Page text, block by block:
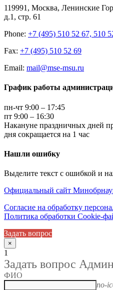
119991, Москва, Ленинские
д.1, стр. 61
Phone: +7 (495) 510 52 67, 510
Fax: +7 (495) 510 52 69
Email: mail@mse-msu.ru
График работы
пн-чт 9:00 – 17:45
пт 9:00 – 16:30
Накануне праздничных дней
дня сокращается на 1 час
Нашли ошибку
Выделите текст с ошибкой и
Официальный сайт
Согласие на обработку
Политика обработки Cookie-
Задать вопрос
×
1
Задать вопрос
ФИО
no-